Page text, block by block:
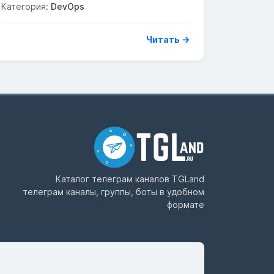
Категория: DevOps
Читать →
Каталог телеграм каналов TGLand
телеграм каналы, группы, боты в удобном
формате